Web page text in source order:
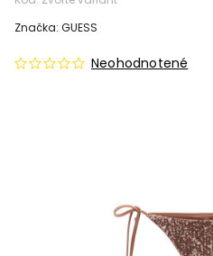
Neohodnotené
Značka: GUESS